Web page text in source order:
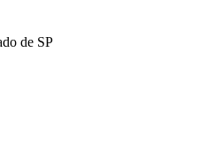
de SP